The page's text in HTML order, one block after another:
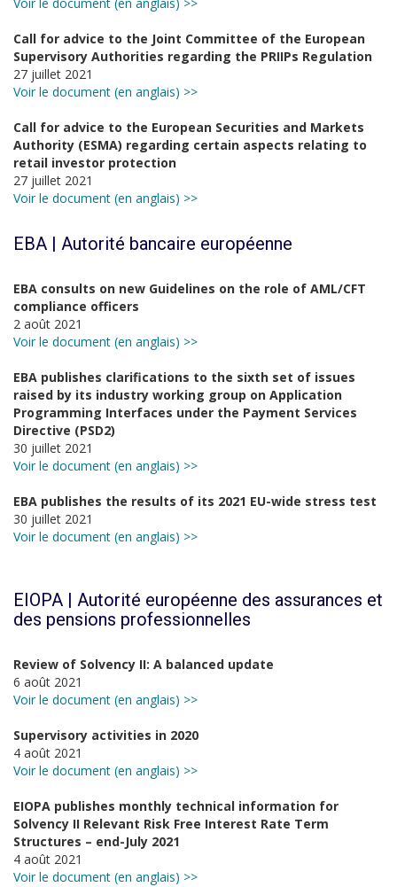
Call for advice to the Joint Committee of the European
Supervisory Authorities regarding the PRIIPs Regulation
27 juillet 2021
Voir le document (en anglais) >>
Call for advice to the European Securities and Markets
Authority (ESMA) regarding certain aspects relating to
retail investor protection
27 juillet 2021
Voir le document (en anglais) >>
EBA | Autorité bancaire européenne
EBA consults on new Guidelines on the role of AML/CFT
compliance officers
2 août 2021
Voir le document (en anglais) >>
EBA publishes clarifications to the sixth set of issues
raised by its industry working group on Application
Programming Interfaces under the Payment Services
Directive (PSD2)
30 juillet 2021
Voir le document (en anglais) >>
EBA publishes the results of its 2021 EU-wide stress test
30 juillet 2021
Voir le document (en anglais) >>
EIOPA | Autorité européenne des assurances et
des pensions professionnelles
Review of Solvency II: A balanced update
6 août 2021
Voir le document (en anglais) >>
Supervisory activities in 2020
4 août 2021
Voir le document (en anglais) >>
EIOPA publishes monthly technical information for
Solvency II Relevant Risk Free Interest Rate Term
Structures – end-July 2021
4 août 2021
Voir le document (en anglais) >>